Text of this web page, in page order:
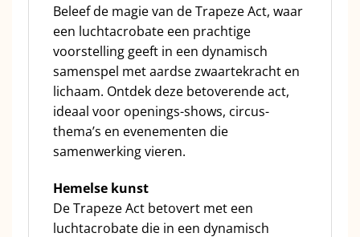
Beleef de magie van de Trapeze Act, waar
een luchtacrobate een prachtige
voorstelling geeft in een dynamisch
samenspel met aardse zwaartekracht en
lichaam. Ontdek deze betoverende act,
ideaal voor openings-shows, circus-
thema’s en evenementen die
samenwerking vieren.
Hemelse kunst
De Trapeze Act betovert met een
luchtacrobate die in een dynamisch